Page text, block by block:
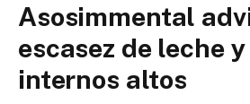
Asosimmental
escasez de leche
internos altos